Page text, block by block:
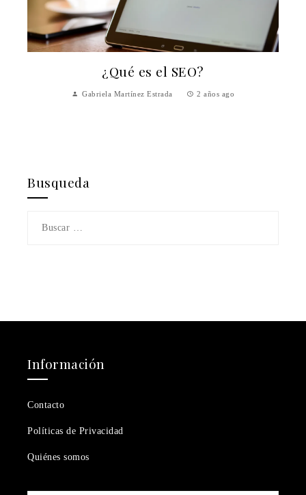
¿Qué es el SEO?
Gabriela Martínez Estrada 2 años ago
Busqueda
Información
Contacto
Políticas de Privacidad
Quiénes somos